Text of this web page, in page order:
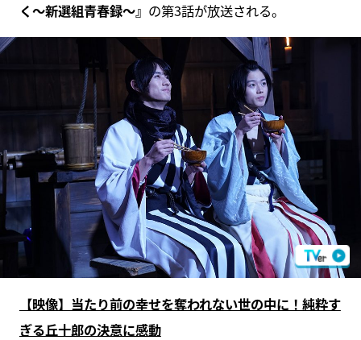
く～新選組青春録～』 の第3話が放送される。
【映像】当たり前の幸せを奪われない世の中に！純粋す
ぎる丘十郎の決意に感動